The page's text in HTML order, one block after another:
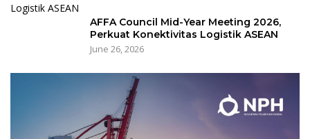
AFFA Council Mid-Year Meeting 2026,
Perkuat Konektivitas Logistik ASEAN
June 26, 2026